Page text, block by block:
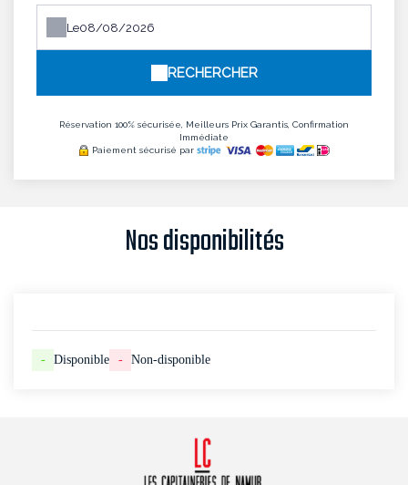
Le
RECHERCHER
Réservation 100% sécurisée, Meilleurs Prix Garantis, Confirmation
Immédiate
Paiement sécurisé par
Nos disponibilités
- Disponible - Non-disponible